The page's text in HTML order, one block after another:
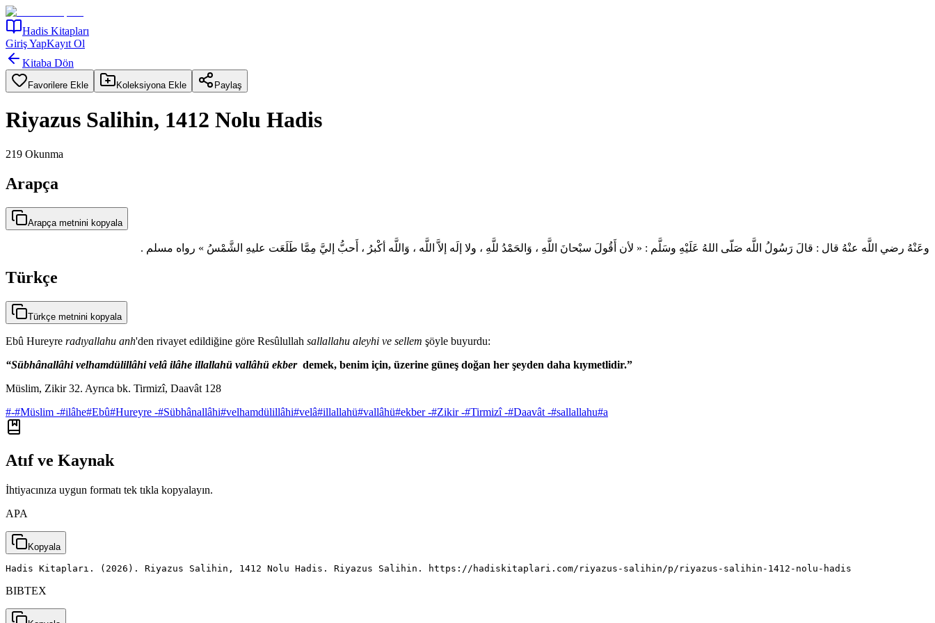
Hadis Kitapları
Giriş YapKayıt Ol
Kitaba Dön
Favorilere Ekle Koleksiyona Ekle Paylaş
Riyazus Salihin, 1412 Nolu Hadis
219 Okunma
Arapça
Arapça metnini kopyala
وعَنْهُ رضي اللَّه عنْهُ قال : قالَ رَسُولُ اللَّه صَلّى اللهُ عَلَيْهِ وسَلَّم : « لأن أَقُولَ سبْحانَ اللَّهِ ، وَالحَمْدُ للَّهِ ، ولا إلَه إلاَّ اللَّه ، وَاللَّه أكْبرُ ، أَحبُّ إليَّ مِمَّا طَلَعَت عليهِ الشَّمْسُ » رواه مسلم .
Türkçe
Türkçe metnini kopyala
Ebû Hureyre radıyallahu anh'den rivayet edildiğine göre Resûlullah sallallahu aleyhi ve sellem şöyle buyurdu:
“Sübhânallâhi velhamdülillâhi velâ ilâhe illallahü vallâhü ekber demek, benim için, üzerine güneş doğan her şeyden daha kıymetlidir.”
Müslim, Zikir 32. Ayrıca bk. Tirmizî, Daavât 128
#-#Müslim -#ilâhe#Ebû#Hureyre -#Sübhânallâhi#velhamdülillâhi#velâ#illallahü#vallâhü#ekber -#Zikir -#Tirmizî -#Daavât -#sallallahu#a
Atıf ve Kaynak
İhtiyacınıza uygun formatı tek tıkla kopyalayın.
APA
Kopyala
Hadis Kitapları. (2026). Riyazus Salihin, 1412 Nolu Hadis. Riyazus Salihin. https://hadiskitaplari.com/riyazus-salihin/p/riyazus-salihin-1412-nolu-hadis
BIBTEX